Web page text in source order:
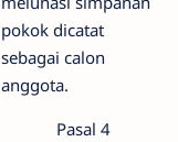
pokok dicatat
sebagai calon
anggota.
Pasal 4